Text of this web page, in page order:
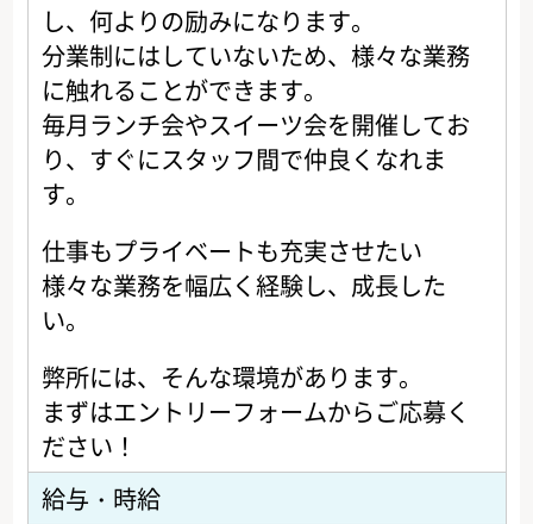
し、何よりの励みになります。
分業制にはしていないため、様々な業務
に触れることができます。
毎月ランチ会やスイーツ会を開催してお
り、すぐにスタッフ間で仲良くなれま
す。
仕事もプライベートも充実させたい
様々な業務を幅広く経験し、成長した
い。
弊所には、そんな環境があります。
まずはエントリーフォームからご応募く
ださい！
給与・時給